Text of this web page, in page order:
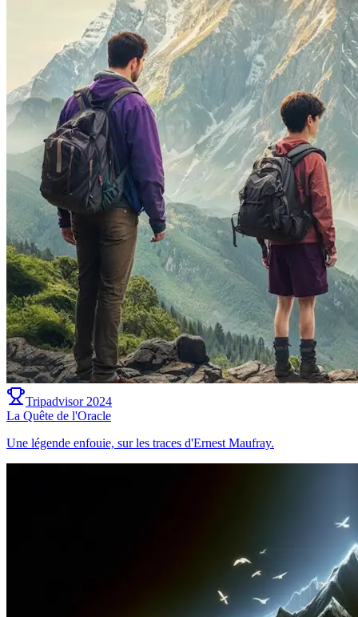
Tripadvisor 2024
La Quête de l'Oracle
Une légende enfouie, sur les traces d'Ernest Maufray.